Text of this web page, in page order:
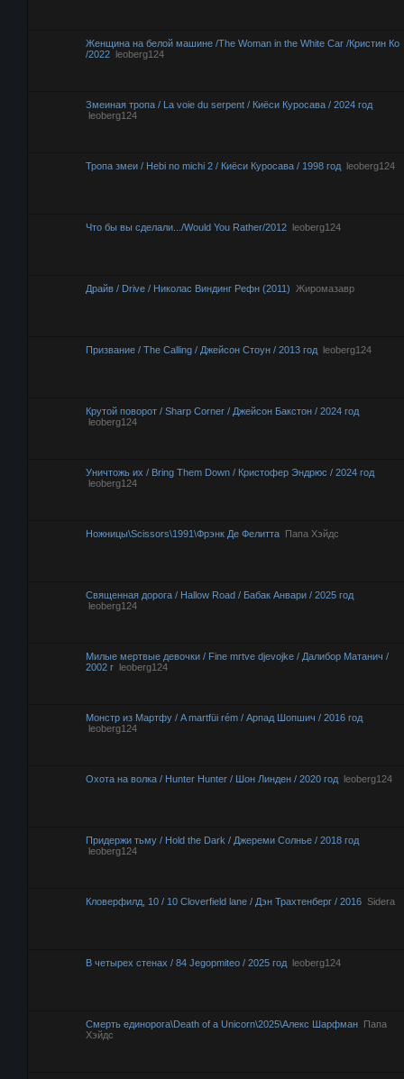
Женщина на белой машине /The Woman in the White Car /Кристин Ко
/2022 leoberg124
Змеиная тропа / La voie du serpent / Киёси Куросава / 2024 год
leoberg124
Тропа змеи / Hebi no michi 2 / Киёси Куросава / 1998 год leoberg124
Что бы вы сделали.../Would You Rather/2012 leoberg124
Драйв / Drive / Николас Виндинг Рефн (2011) Жиромазавр
Призвание / The Calling / Джейсон Стоун / 2013 год leoberg124
Крутой поворот / Sharp Corner / Джейсон Бакстон / 2024 год
leoberg124
Уничтожь их / Bring Them Down / Кристофер Эндрюс / 2024 год
leoberg124
Ножницы\Scissors\1991\Фрэнк Де Фелитта Папа Хэйдс
Священная дорога / Hallow Road / Бабак Анвари / 2025 год
leoberg124
Милые мертвые девочки / Fine mrtve djevojke / Далибор Матанич /
2002 г leoberg124
Монстр из Мартфу / A martfüi rém / Арпад Шопшич / 2016 год
leoberg124
Охота на волка / Hunter Hunter / Шон Линден / 2020 год leoberg124
Придержи тьму / Hold the Dark / Джереми Солнье / 2018 год
leoberg124
Кловерфилд, 10 / 10 Cloverfield lane / Дэн Трахтенберг / 2016 Sidera
В четырех стенах / 84 Jegopmiteo / 2025 год leoberg124
Смерть единорога\Death of a Unicorn\2025\Алекс Шарфман Папа
Хэйдс